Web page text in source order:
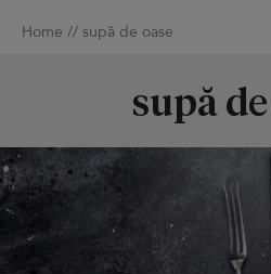
Home // supă de oase
supă